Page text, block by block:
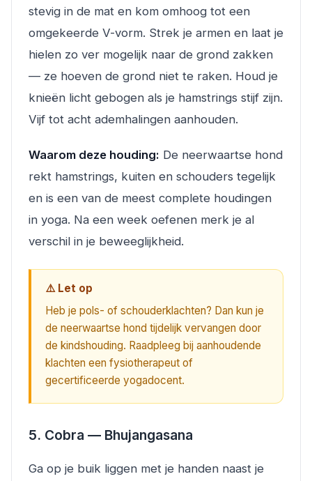
stevig in de mat en kom omhoog tot een
omgekeerde V-vorm. Strek je armen en laat je
hielen zo ver mogelijk naar de grond zakken
— ze hoeven de grond niet te raken. Houd je
knieën licht gebogen als je hamstrings stijf zijn.
Vijf tot acht ademhalingen aanhouden.
Waarom deze houding: De neerwaartse hond
rekt hamstrings, kuiten en schouders tegelijk
en is een van de meest complete houdingen
in yoga. Na een week oefenen merk je al
verschil in je beweeglijkheid.
⚠️ Let op
Heb je pols- of schouderklachten? Dan kun je
de neerwaartse hond tijdelijk vervangen door
de kindshouding. Raadpleeg bij aanhoudende
klachten een fysiotherapeut of
gecertificeerde yogadocent.
5. Cobra — Bhujangasana
Ga op je buik liggen met je handen naast je